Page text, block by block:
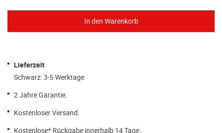
Lieferzeit
Schwarz: 3-5 Werktage
2 Jahre Garantie.
Kostenloser Versand.
Kostenlose* Rückgabe innerhalb 14 Tage.